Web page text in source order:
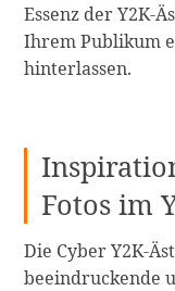
Essenz der Y2K-
Ihrem Publikum
hinterlassen.
Fotos im
Die Cyber Y2K-
beeindruckende